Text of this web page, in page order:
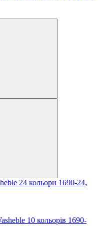
24 кольори 1690-24,